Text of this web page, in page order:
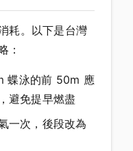
耗。以下是台灣
：
蝶泳的前 50m 應
避免提早燃盡
一次，後段改為